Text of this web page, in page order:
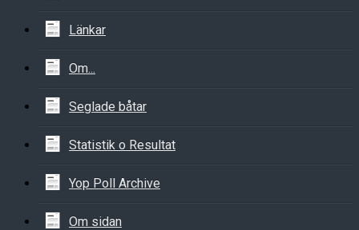
Länkar
Om...
Seglade båtar
Statistik o Resultat
Yop Poll Archive
Om sidan